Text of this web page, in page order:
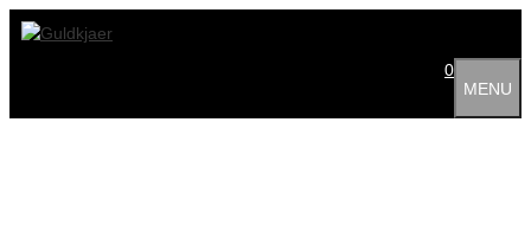
Hop
0
MENU